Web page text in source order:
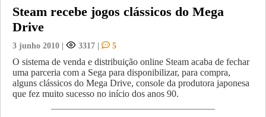
Steam recebe jogos clássicos do Mega
Drive
3 junho 2010 | 3317 | 5
O sistema de venda e distribuição online Steam acaba de fechar
uma parceria com a Sega para disponibilizar, para compra,
alguns clássicos do Mega Drive, console da produtora japonesa
que fez muito sucesso no início dos anos 90.